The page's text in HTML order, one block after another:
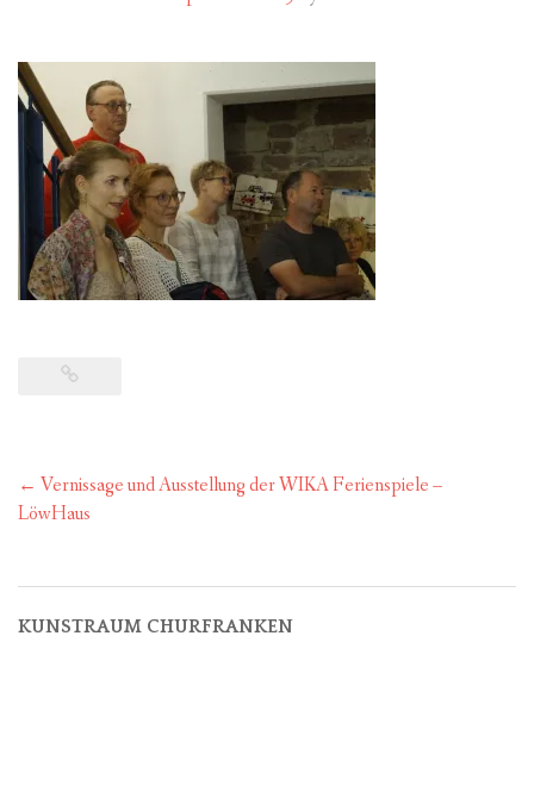
PARTNER
IMPRESSUM
Post
navigation
← Vernissage und Ausstellung der WIKA Ferienspiele –
LöwHaus
KUNSTRAUM CHURFRANKEN